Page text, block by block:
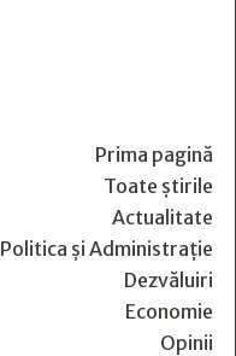
Prima pagină
Toate știrile
Actualitate
Politica și Administrație
Dezvăluiri
Economie
Opinii